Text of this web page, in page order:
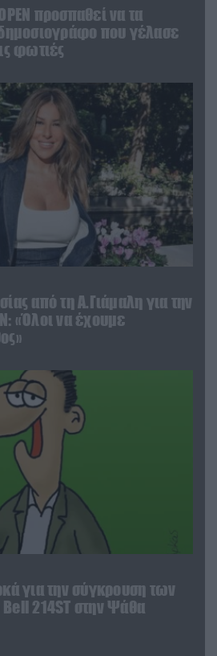
προσπαθεί να τα
που γέλασε
φωτιές
από τη Α.Γιάμαλη για την
«Όλοι να έχουμε
για την σύγκρουση των
214ST στην Ψάθα